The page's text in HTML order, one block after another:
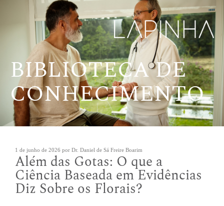
BIBLIOTECA DE
CONHECIMENTO
Publicado
em
1 de junho de 2026 por Dr. Daniel de Sá Freire Boarim
Além das Gotas: O que a
Ciência Baseada em Evidências
Diz Sobre os Florais?